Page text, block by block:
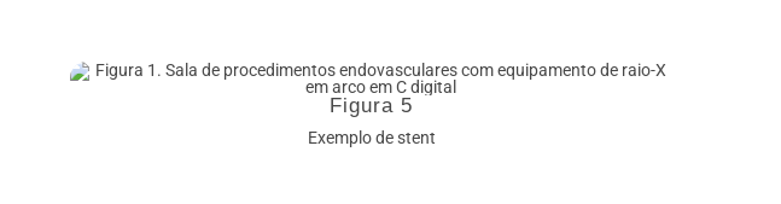
Figura 5
Exemplo de stent